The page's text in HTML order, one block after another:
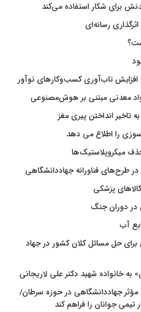
برای شکار استفاده می‌کند
رسانه‌ای
تاب‌آوری کسب‌وکارهای نوآور
معدنی مبتنی بر هوش‌مصنوعی
تاخیر انداختن پیری مغز
را اطلاع می دهد
حذف میکروپلاستیک‌ها
طرح‌های فناورانه جهاددانشگاهی
آب
برای حل مسائل کلان کشور در جهاد
به خانواده شهید دکتر علی لاریجانی
مؤثر جهاددانشگاهی در حوزه سرطان/
تیمی جوانان را فراهم کند